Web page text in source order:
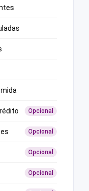
Opcional
Opcional
Opcional
Opcional